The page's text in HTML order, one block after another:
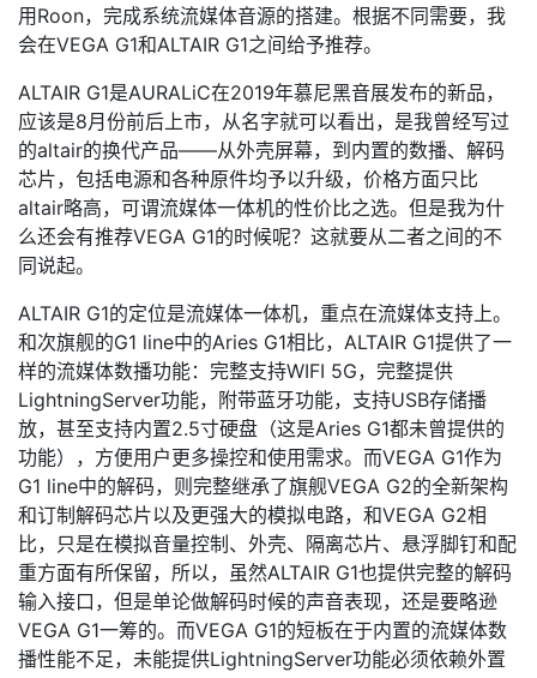
用Roon，完成系统流媒体音源的搭建。根据不同需要，我
会在VEGA G1和ALTAIR G1之间给予推荐。
ALTAIR G1是AURALiC在2019年慕尼黑音展发布的新品，
应该是8月份前后上市，从名字就可以看出，是我曾经写过
的altair的换代产品——从外壳屏幕，到内置的数播、解码
芯片，包括电源和各种原件均予以升级，价格方面只比
altair略高，可谓流媒体一体机的性价比之选。但是我为什
么还会有推荐VEGA G1的时候呢？这就要从二者之间的不
同说起。
ALTAIR G1的定位是流媒体一体机，重点在流媒体支持上。
和次旗舰的G1 line中的Aries G1相比，ALTAIR G1提供了一
样的流媒体数播功能：完整支持WIFI 5G，完整提供
LightningServer功能，附带蓝牙功能，支持USB存储播
放，甚至支持内置2.5寸硬盘（这是Aries G1都未曾提供的
功能），方便用户更多操控和使用需求。而VEGA G1作为
G1 line中的解码，则完整继承了旗舰VEGA G2的全新架构
和订制解码芯片以及更强大的模拟电路，和VEGA G2相
比，只是在模拟音量控制、外壳、隔离芯片、悬浮脚钉和配
重方面有所保留，所以，虽然ALTAIR G1也提供完整的解码
输入接口，但是单论做解码时候的声音表现，还是要略逊
VEGA G1一筹的。而VEGA G1的短板在于内置的流媒体数
播性能不足，未能提供LightningServer功能必须依赖外置